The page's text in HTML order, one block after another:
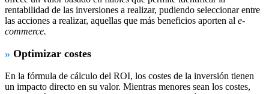
rentabilidad de las inversiones a realizar, pudiendo seleccionar entre
las acciones a realizar, aquellas que más beneficios aporten al e-
commerce.
» Optimizar costes
En la fórmula de cálculo del ROI, los costes de la inversión tienen
un impacto directo en su valor. Mientras menores sean los costes,